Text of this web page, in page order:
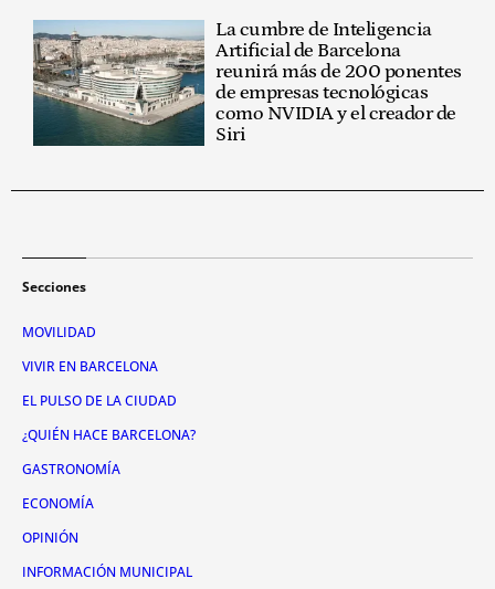
La cumbre de Inteligencia
Artificial de Barcelona
reunirá más de 200 ponentes
de empresas tecnológicas
como NVIDIA y el creador de
Siri
Secciones
MOVILIDAD
VIVIR EN BARCELONA
EL PULSO DE LA CIUDAD
¿QUIÉN HACE BARCELONA?
GASTRONOMÍA
ECONOMÍA
OPINIÓN
INFORMACIÓN MUNICIPAL